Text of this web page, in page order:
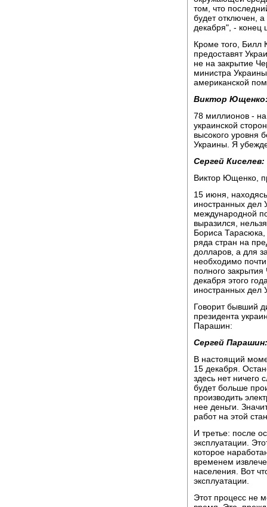
том, что
будет отключен,
декабря", - конец
Кроме того, Билл
предоставят
не на закрытие
министра
американской
Виктор
78 миллионов -
украинской
высокого уровня
Украины. Я
Сергей Киселев:
Виктор Ющенко,
15 июня,
иностранных дел
международной
выразился,
Бориса Тарасюка,
ряда стран на
долларов, а для
необходимо
полного
декабря этого
иностранных дел
Говорит бывший
президента
Парашин:
Сергей Парашин:
В настоящий
15 декабря.
здесь нет ничего
будет больше
производить
нее деньги.
работ на этой
И третье: после
эксплуатации.
которое
временем
населения. Вот
эксплуатации.
Этот процесс не